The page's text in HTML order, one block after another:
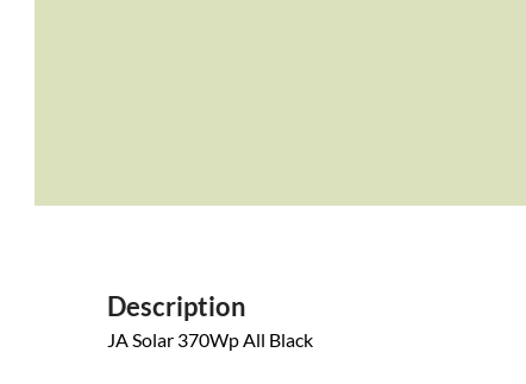
Description
JA Solar 370Wp All Black